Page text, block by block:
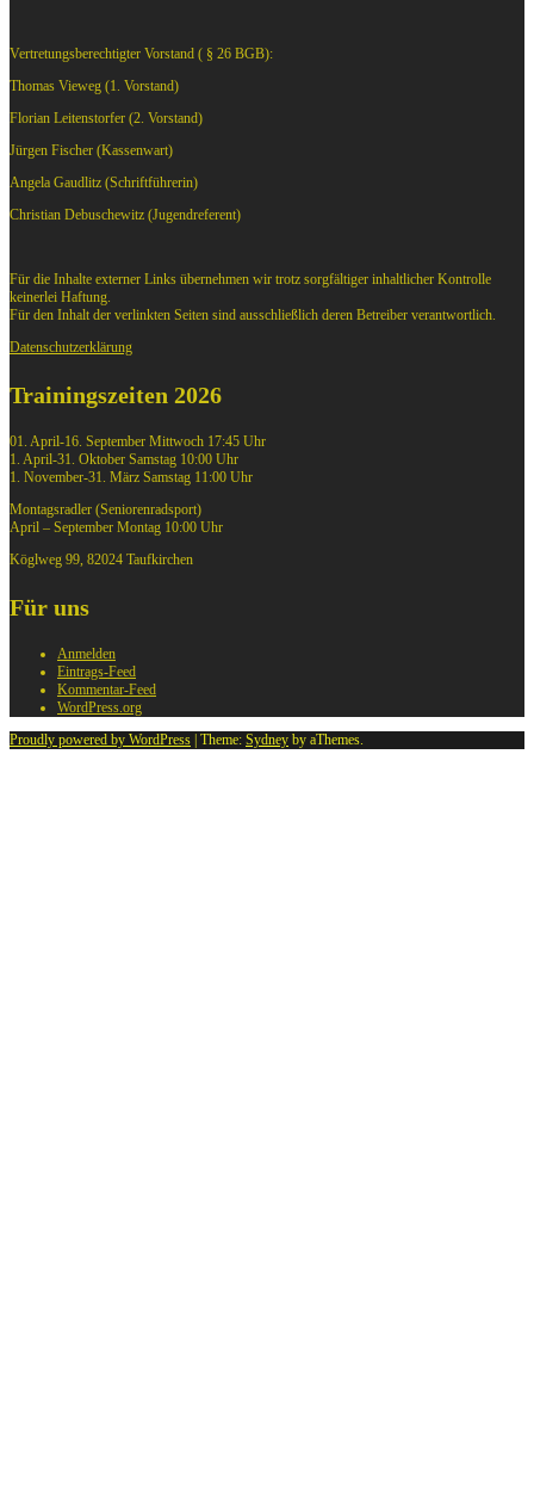
Vertretungsberechtigter Vorstand ( § 26 BGB):
Thomas Vieweg (1. Vorstand)
Florian Leitenstorfer (2. Vorstand)
Jürgen Fischer (Kassenwart)
Angela Gaudlitz (Schriftführerin)
Christian Debuschewitz (Jugendreferent)
Für die Inhalte externer Links übernehmen wir trotz sorgfältiger inhaltlicher Kontrolle
keinerlei Haftung.
Für den Inhalt der verlinkten Seiten sind ausschließlich deren Betreiber verantwortlich.
Datenschutzerklärung
Trainingszeiten 2026
01. April-16. September Mittwoch 17:45 Uhr
1. April-31. Oktober Samstag 10:00 Uhr
1. November-31. März Samstag 11:00 Uhr
Montagsradler (Seniorenradsport)
April – September Montag 10:00 Uhr
Köglweg 99, 82024 Taufkirchen
Für uns
Anmelden
Eintrags-Feed
Kommentar-Feed
WordPress.org
Proudly powered by WordPress Theme: Sydney by aThemes.